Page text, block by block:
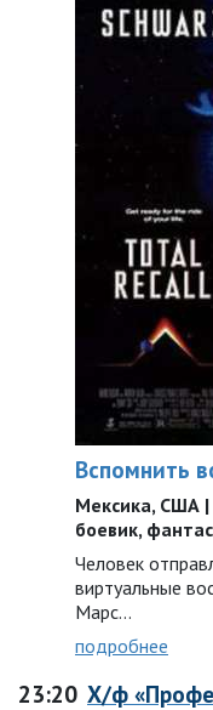
Вспомнить
Мексика, США |
боевик,
Человек
виртуальные
Марс…
подробнее
23:20 Х/ф